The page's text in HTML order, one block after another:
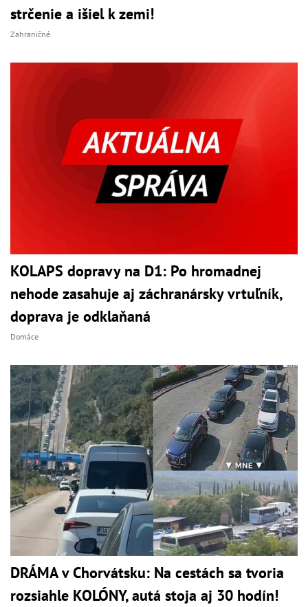
strčenie a išiel k zemi!
Zahraničné
KOLAPS dopravy na D1: Po hromadnej
nehode zasahuje aj záchranársky vrtuľník,
doprava je odklaňaná
Domáce
DRÁMA v Chorvátsku: Na cestách sa tvoria
rozsiahle KOLÓNY, autá stoja aj 30 hodín!